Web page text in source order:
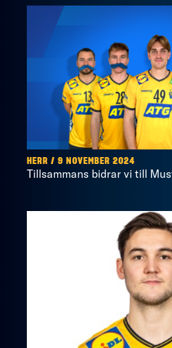
HERR / 9 NOVEMBER 2024
Tillsammans bidrar vi till